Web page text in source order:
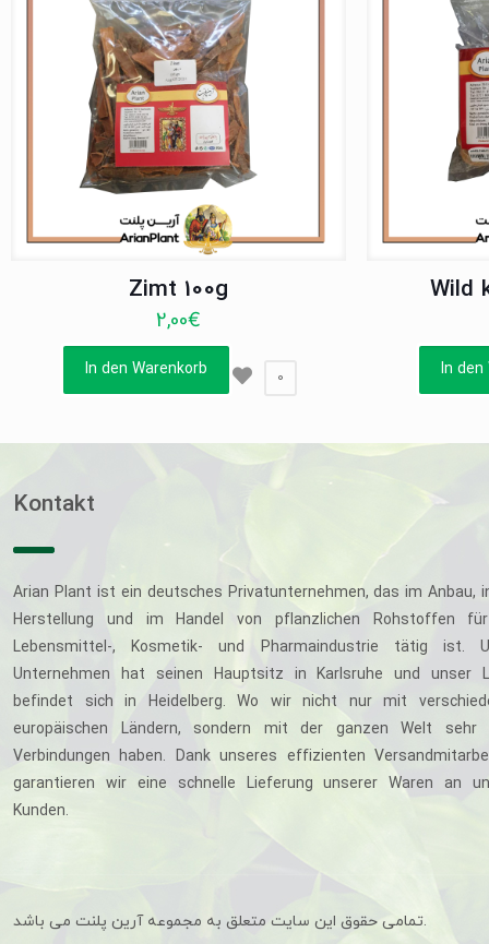
Zimt 100g
2,00€
In den Warenkorb 0
Wild
In den
Kontakt
Arian Plant ist ein deutsches Privatunternehmen, das im Anbau,
Herstellung und im Handel von pflanzlichen Rohstoffen
Lebensmittel-, Kosmetik- und Pharmaindustrie tätig ist.
Unternehmen hat seinen Hauptsitz in Karlsruhe und unser
befindet sich in Heidelberg. Wo wir nicht nur mit
europäischen Ländern, sondern mit der ganzen Welt sehr
Verbindungen haben. Dank unseres effizienten
garantieren wir eine schnelle Lieferung unserer Waren an
Kunden.
تمامی حقوق این سایت متعلق به مجموعه آرین پلنت می باشد.